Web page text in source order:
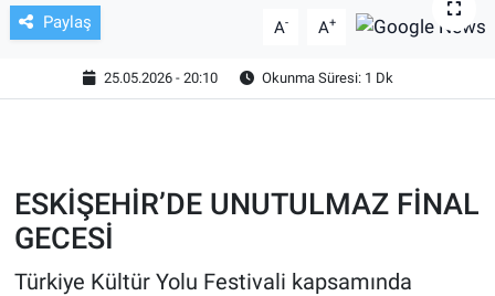
Paylaş A- A+
25.05.2026 - 20:10 Okunma Süresi: 1 Dk
ESKİŞEHİR’DE UNUTULMAZ FİNAL
GECESİ
Türkiye Kültür Yolu Festivali kapsamında
TV VE SİNEMA
BASKETBOL
GENEL
KÜLTÜR SANAT